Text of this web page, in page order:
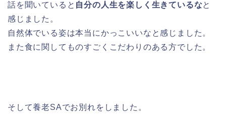
話を聞いていると 自分の人生を楽しく生きているなと
感じました。
自然体でいる姿は本当にかっこいいなと感じました。
また食に関してものすごくこだわりのある方でした。
そして養老SAでお別れをしました。